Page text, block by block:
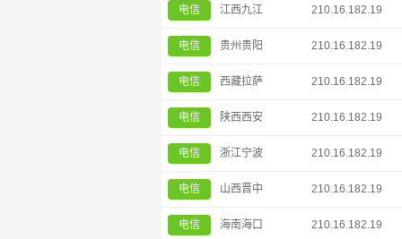
电信 江西九江 210.16.182.19
电信 贵州贵阳 210.16.182.19
电信 西藏拉萨 210.16.182.19
电信 陕西西安 210.16.182.19
电信 浙江宁波 210.16.182.19
电信 山西晋中 210.16.182.19
电信 海南海口 210.16.182.19